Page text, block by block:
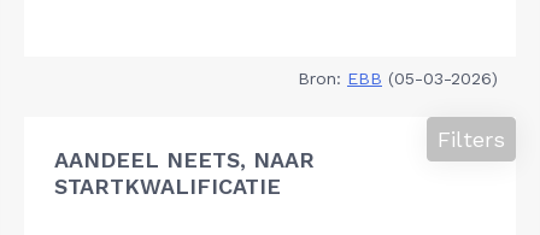
Bron: EBB (05-03-2026)
AANDEEL NEETS, NAAR
STARTKWALIFICATIE
Filters